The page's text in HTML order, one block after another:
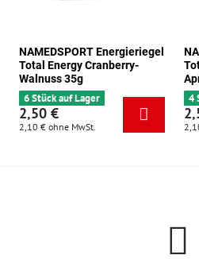
NAMEDSPORT Energieriegel
Total Energy Cranberry-
Walnuss 35g
6 Stück auf Lager
2,50 €
2,10 € ohne MwSt.
4